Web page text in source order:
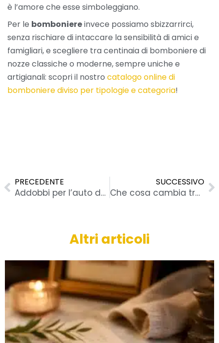
è l’amore che esse simboleggiano.
Per le bomboniereinvece possiamo sbizzarrirci,
senza rischiare di intaccare la sensibilità di amici e
famigliari, e scegliere tra centinaia di bomboniere di
nozze classiche o moderne, sempre uniche e
artigianali: scopri il nostro catalogo online di
bomboniere diviso per tipologie e categoria!
PRECEDENTE
Addobbi per l’auto degli sposi: idee classiche e creative
SUCCESSIVO
Che cosa cambia tra catering e banqueting
Altri articoli